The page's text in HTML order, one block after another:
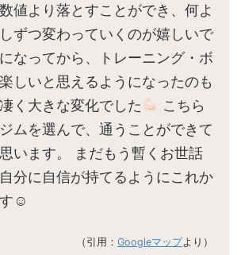
値より落とすことができ、何よ
ずつ変わっていくのが嬉しいで
なってから、トレーニング・ボ
しいと思えるようになったのも
く大きな変化でした
こちら
ムを選んで、通うことができて
います。 まだもう暫くお世話
分に自信が持てるようにこれか
☺︎
（引用： Googleマップより）